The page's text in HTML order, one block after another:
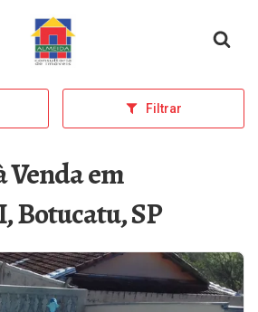
Página inicial
Filtrar
Venda em
Botucatu, SP